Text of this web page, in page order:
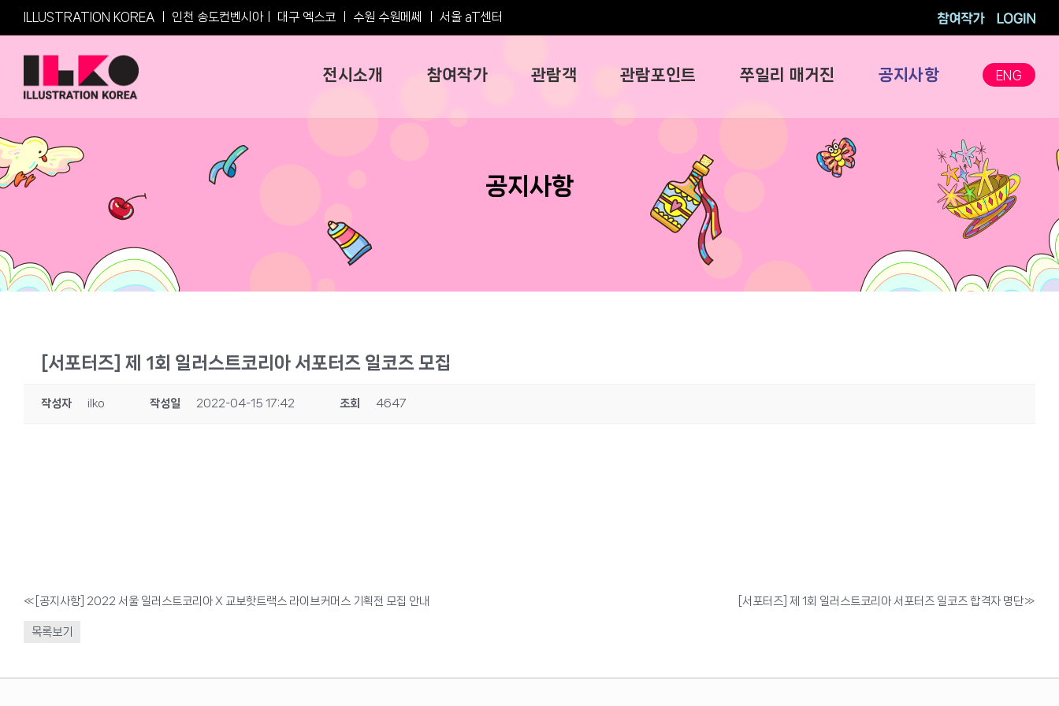
ILLUSTRATION KOREA ㅣ 인천 송도컨벤시아ㅣ 대구 엑스코 수원 수원메쎄 서울 aT센터
참여작가
전시소개 참여작가 관람객 관람포인트 쭈일리 매거진 공지사항 ENG
공지사항
[서포터즈] 제 1회 일러스트코리아 서포터즈 일코즈 모집
작성자 ilko 작성일 2022-04-15 17:42 조회 4647
« [공지사항] 2022 서울 일러스트코리아 X 교보핫트랙스 라이브커머스 기획전 모집 안내 [서포터즈] 제 1회 일러스트코리아 서포터즈 일코즈 합격자 명단»
목록보기